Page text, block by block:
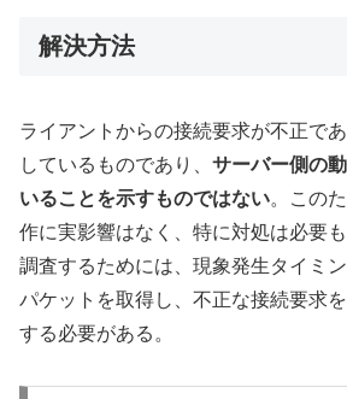
解決方法
ライアントからの接続要求が不正で
しているものであり、 サーバー側の
いることを示すものではない。この
作に実影響はなく、特に対処は必要も
調査するためには、現象発生タイミ
パケットを取得し、不正な接続要求
する必要がある。